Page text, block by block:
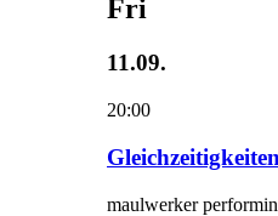
Fri
11.09.
20:00
Gleichzeitigkeiten
maulwerker